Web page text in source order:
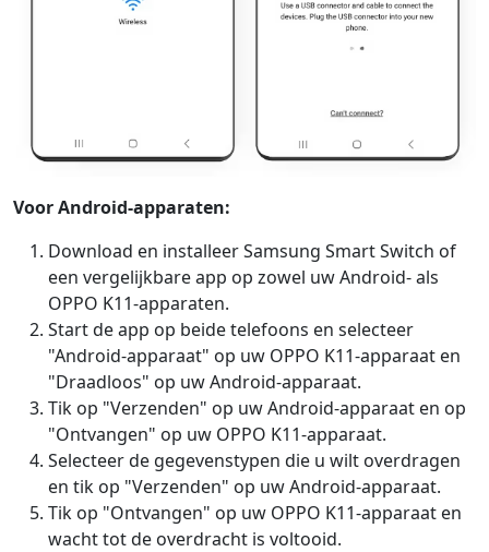
Voor Android-apparaten:
Download en installeer Samsung Smart Switch of
een vergelijkbare app op zowel uw Android- als
OPPO K11-apparaten.
Start de app op beide telefoons en selecteer
"Android-apparaat" op uw OPPO K11-apparaat en
"Draadloos" op uw Android-apparaat.
Tik op "Verzenden" op uw Android-apparaat en op
"Ontvangen" op uw OPPO K11-apparaat.
Selecteer de gegevenstypen die u wilt overdragen
en tik op "Verzenden" op uw Android-apparaat.
Tik op "Ontvangen" op uw OPPO K11-apparaat en
wacht tot de overdracht is voltooid.